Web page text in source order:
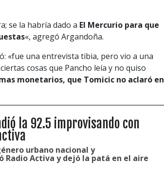
se la habría dado a El Mercurio para que
«, agregó Argandoña.
«fue una entrevista tibia, pero vio a una
cosas que Pancho leía y no quiso
monetarios, que Tomicic no aclaró en
la 92.5 improvisando con
urbano nacional y
Activa y dejó la patá en el aire